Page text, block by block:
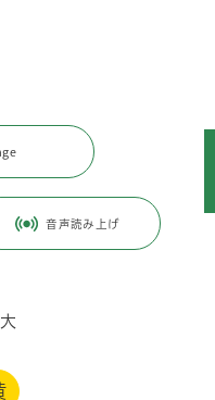
音声読み上げ
くり・交通
ページ番号：J006786